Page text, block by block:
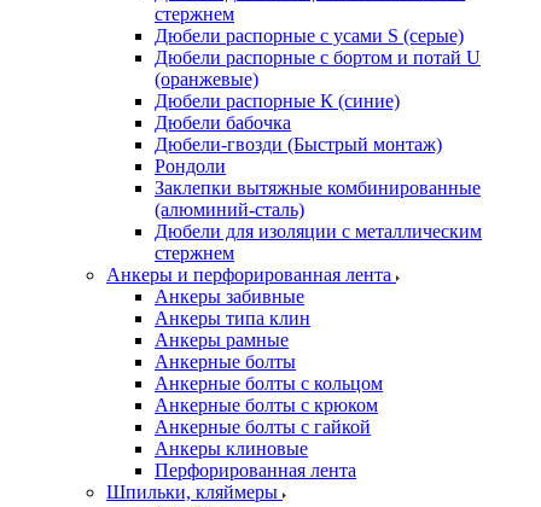
стержнем
Дюбели распорные с усами S (серые)
Дюбели распорные c бортом и потай U
(оранжевые)
Дюбели распорные К (синие)
Дюбели бабочка
Дюбели-гвозди (Быстрый монтаж)
Рондоли
Заклепки вытяжные комбинированные
(алюминий-сталь)
Дюбели для изоляции с металлическим
стержнем
Анкеры и перфорированная лента
Анкеры забивные
Анкеры типа клин
Анкеры рамные
Анкерные болты
Анкерные болты с кольцом
Анкерные болты с крюком
Анкерные болты с гайкой
Анкеры клиновые
Перфорированная лента
Шпильки, кляймеры